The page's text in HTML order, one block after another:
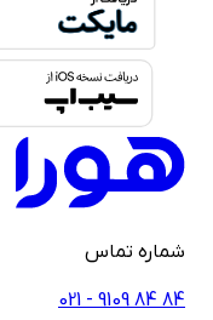
تماس
021 - ‎9109‎ ‎84‎